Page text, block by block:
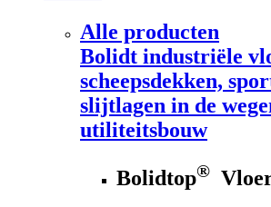
Alle producten
Bolidt industriële
scheepsdekken,
slijtlagen in de
utiliteitsbouw
Bolidtop®